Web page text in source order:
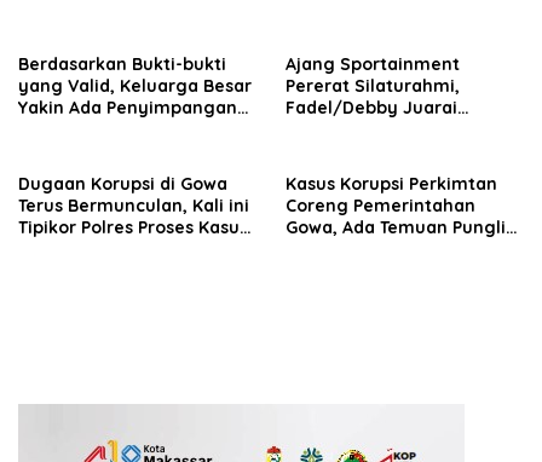
Berdasarkan Bukti-bukti
yang Valid, Keluarga Besar
Yakin Ada Penyimpangan
Ajang Sportainment
Pererat Silaturahmi,
Fadel/Debby Juarai
Dugaan Korupsi di Gowa
Terus Bermunculan, Kali ini
Tipikor Polres Proses Kasus
Kasus Korupsi Perkimtan
Coreng Pemerintahan
Gowa, Ada Temuan Pungli